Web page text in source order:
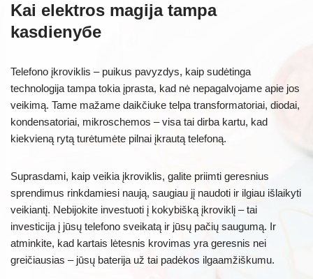
Kai elektros magija tampa
kasdienyбе
Telefono įkroviklis – puikus pavyzdys, kaip sudėtinga
technologija tampa tokia įprasta, kad nė nepagalvojame apie jos
veikimą. Tame mažame daikčiuke telpa transformatoriai, diodai,
kondensatoriai, mikroschemos – visa tai dirba kartu, kad
kiekvieną rytą turėtumėte pilnai įkrautą telefoną.
Suprasdami, kaip veikia įkroviklis, galite priimti geresnius
sprendimus rinkdamiesi naują, saugiau jį naudoti ir ilgiau išlaikyti
veikiantį. Nebijokite investuoti į kokybišką įkroviklį – tai
investicija į jūsų telefono sveikatą ir jūsų pačių saugumą. Ir
atminkite, kad kartais lėtesnis krovimas yra geresnis nei
greičiausias – jūsų baterija už tai padėkos ilgaamžiškumu.